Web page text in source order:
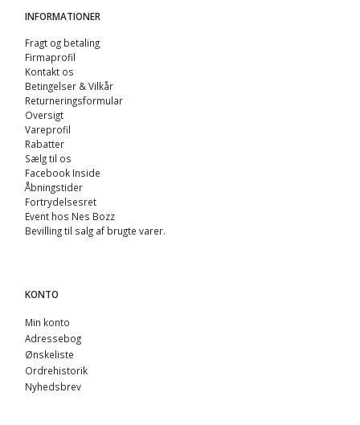
INFORMATIONER
Fragt og betaling
Firmaprofil
Kontakt os
Betingelser & Vilkår
Returneringsformular
Oversigt
Vareprofil
Rabatter
Sælg til os
Facebook Inside
Åbningstider
Fortrydelsesret
Event hos Nes Bozz
Bevilling til salg af brugte varer.
KONTO
Min konto
Adressebog
Ønskeliste
Ordrehistorik
Nyhedsbrev